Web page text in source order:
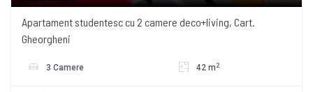
Apartament studentesc cu 2 camere deco+living, Cart.
Gheorgheni
3 Camere 42 m 2